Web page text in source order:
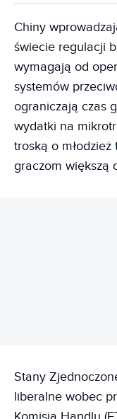
Chiny
świecie regulacji
wymagają od
systemów
ograniczają czas
wydatki na
troską o
graczom większą
Stany
liberalne wobec